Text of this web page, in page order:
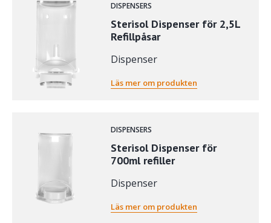
DISPENSERS
Sterisol Dispenser för 2,5L
Refillpåsar
Dispenser
Läs mer om produkten
DISPENSERS
Sterisol Dispenser för
700ml refiller
Dispenser
Läs mer om produkten